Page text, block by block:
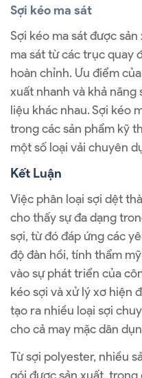
Sợi kéo ma sát
Sợi kéo ma sát được
ma sát từ các trục quay
hoàn chỉnh. Ưu điểm
xuất nhanh và khả
liệu khác nhau. Sợi kéo
trong các sản phẩm kỹ
một số loại vải chuyên
Kết Luận
Việc phân loại sợi dệt
cho thấy sự đa dạng
sợi, từ đó đáp ứng các
độ đàn hồi, tính thẩm
vào sự phát triển của
kéo sợi và xử lý xơ hiện
tạo ra nhiều loại sợi
cho cả may mặc dân
Từ sợi polyester, nhiều